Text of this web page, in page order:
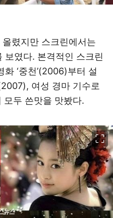
렸지만 스크린에서는
보였다. 본격적인 스크린
‘중천’(2006)부터 설
여성 경마 기수로
모두 쓴맛을 맛봤다.